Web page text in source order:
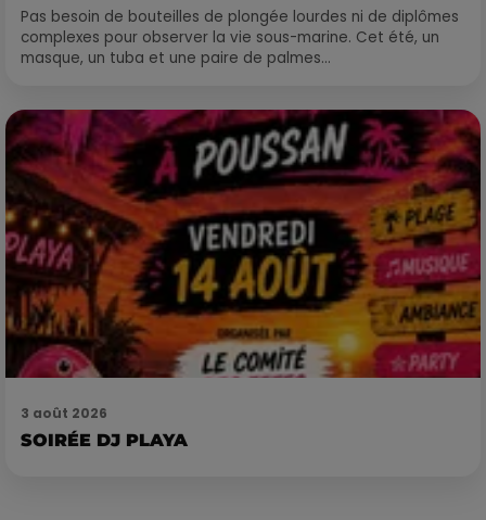
Pas besoin de bouteilles de plongée lourdes ni de diplômes
complexes pour observer la vie sous-marine. Cet été, un
masque, un tuba et une paire de palmes...
3 août 2026
SOIRÉE DJ PLAYA